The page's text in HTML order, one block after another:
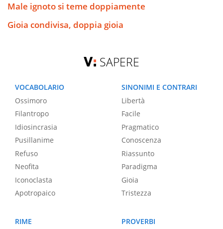
Male ignoto si teme doppiamente
Gioia condivisa, doppia gioia
SAPERE
VOCABOLARIO
Ossimoro
Filantropo
Idiosincrasia
Pusillanime
Refuso
Neofita
Iconoclasta
Apotropaico
SINONIMI E CONTRARI
Libertà
Facile
Pragmatico
Conoscenza
Riassunto
Paradigma
Gioia
Tristezza
RIME
PROVERBI